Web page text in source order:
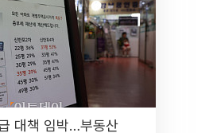
대책 임박…부동산